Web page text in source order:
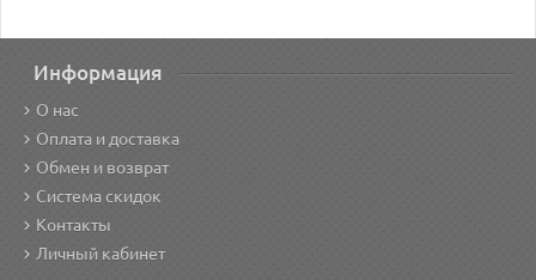
Информация
О нас
Оплата и доставка
Обмен и возврат
Система скидок
Контакты
Личный кабинет